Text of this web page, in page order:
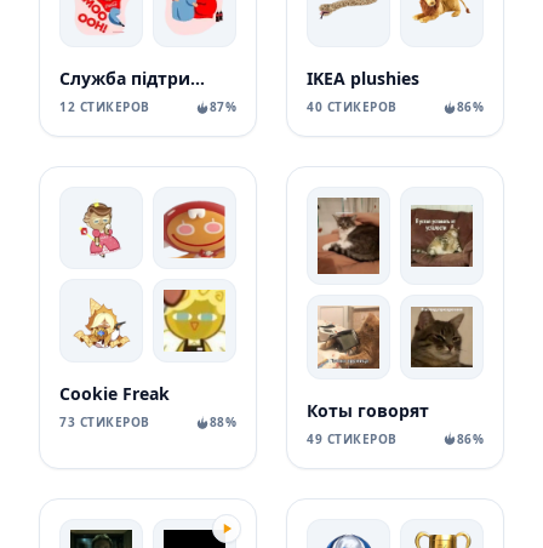
Служба підтримки Coca-Cola
12 СТИКЕРОВ 87%
IKEA plushies
40 СТИКЕРОВ 86%
Cookie Freak
73 СТИКЕРОВ 88%
Коты говорят
49 СТИКЕРОВ 86%